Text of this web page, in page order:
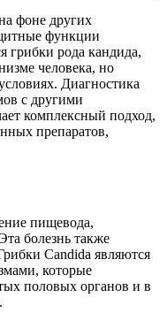
фоне других
функции
грибки рода кандида,
человека, но
Диагностика
с другими
комплексный подход,
препаратов,
пищевода,
болезнь также
Candida являются
которые
половых органов и в